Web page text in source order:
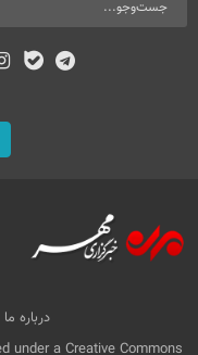
درباره ما
under a Creative Commons